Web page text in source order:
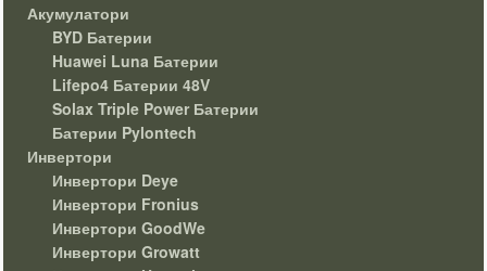
Акумулатори
BYD Батерии
Huawei Luna Батерии
Lifepo4 Батерии 48V
Solax Triple Power Батерии
Батерии Pylontech
Инвертори
Инвертори Deye
Инвертори Fronius
Инвертори GoodWe
Инвертори Growatt